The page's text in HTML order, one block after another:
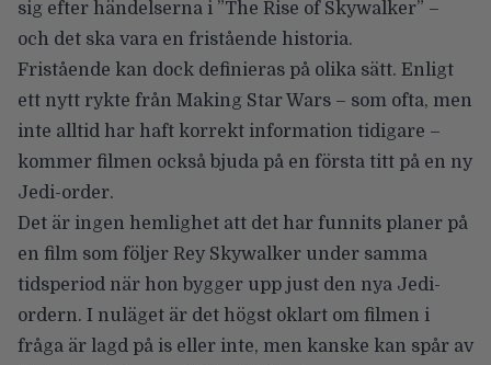
sig efter händelserna i ”The Rise of Skywalker” –
och det ska vara en fristående historia.
Fristående kan dock definieras på olika sätt. Enligt
ett nytt rykte från Making Star Wars – som ofta, men
inte alltid har haft korrekt information tidigare –
kommer filmen också bjuda på en första titt på en ny
Jedi-order.
Det är ingen hemlighet att det har funnits planer på
en film som följer Rey Skywalker under samma
tidsperiod när hon bygger upp just den nya Jedi-
ordern. I nuläget är det högst oklart om filmen i
fråga är lagd på is eller inte, men kanske kan spår av